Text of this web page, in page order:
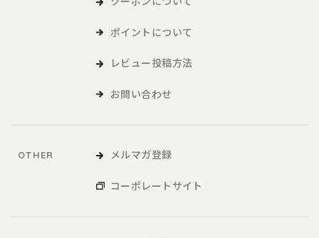
ポイントについて
レビュー投稿方法
お問い合わせ
OTHER メルマガ登録
コーポレートサイト